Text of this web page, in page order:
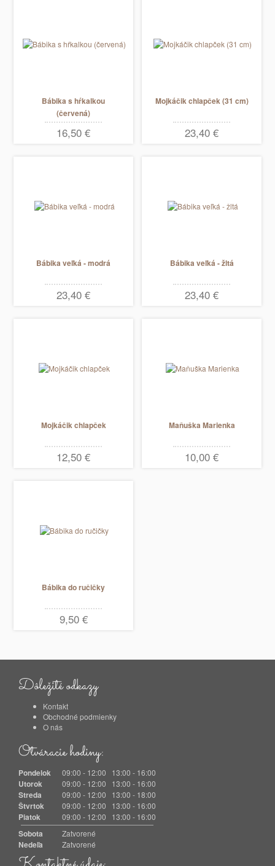
Bábika s hŕkalkou
(červená)
16,50 €
Mojkáčik chlapček (31 cm)
23,40 €
Bábika veľká - modrá
23,40 €
Bábika veľká - žltá
23,40 €
Mojkáčik chlapček
12,50 €
Maňuška Marienka
10,00 €
Bábika do ručičky
9,50 €
Dôležité odkazy
Kontakt
Obchodné podmienky
O nás
Otváracie hodiny:
Pondelok 09:00 - 12:00 13:00 - 16:00
Utorok 09:00 - 12:00 13:00 - 16:00
Streda 09:00 - 12:00 13:00 - 18:00
Štvrtok 09:00 - 12:00 13:00 - 16:00
Piatok 09:00 - 12:00 13:00 - 16:00
Sobota Zatvorené
Nedeľa Zatvorené